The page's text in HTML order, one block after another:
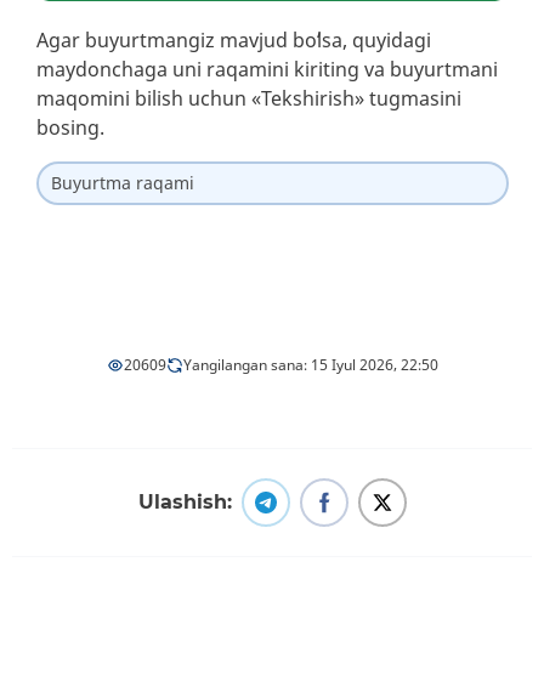
Agar buyurtmangiz mavjud boʻlsa, quyidagi
maydonchaga uni raqamini kiriting va buyurtmani
maqomini bilish uchun «Tekshirish» tugmasini
bosing.
20609 Yangilangan sana: 15 Iyul 2026, 22:50
Ulashish: